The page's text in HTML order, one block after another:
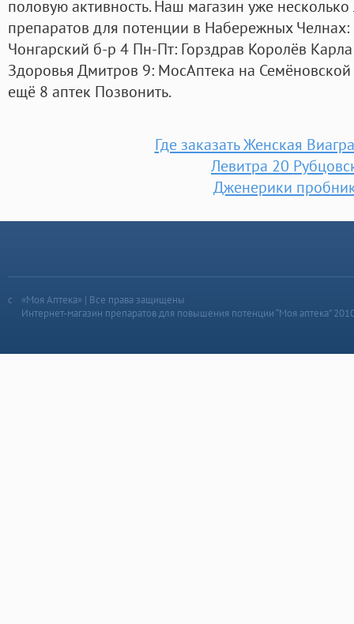
половую активность. Наш магазин уже
препаратов для потенции в Набережных Челнах:
Чонгарский б-р 4 Пн-Пт: Горздрав Королёв
Здоровья Дмитров 9: МосАптека на
ещё 8 аптек Позвонить.
Где заказать Женская
Левитра 20
Дженерики
«Моя Аптека» | Все права защищены
Интернет-магазин препаратов для повышения потенции “Моя аптека”